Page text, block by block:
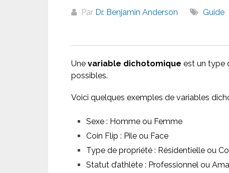
Par Dr. Benjamin Anderson Guide
Une variable dichotomique est un type
possibles.
Voici quelques exemples de variables
Sexe : Homme ou Femme
Coin Flip : Pile ou Face
Type de propriété : Résidentielle ou
Statut d’athlète : Professionnel ou